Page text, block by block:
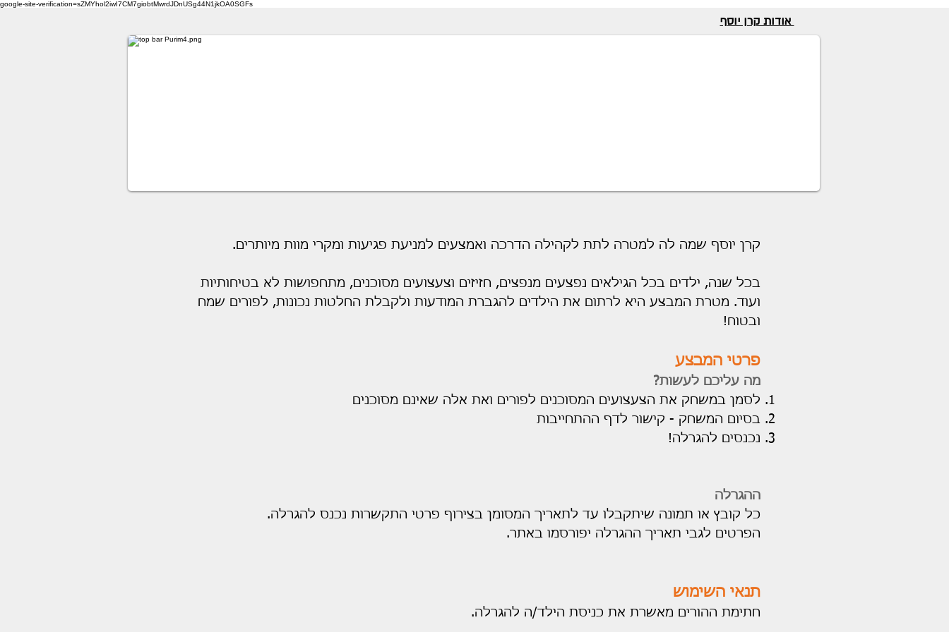
google-site-verification=sZMYhol2iwI7CM7giobtMwrdJDnUSg44N1jkOA0SGFs
אודות קרן יוסף
קרן יוסף שמה לה למטרה לתת לקהילה הדרכה ואמצעים למניעת פגיעות ומקרי מוות מיותרים.
בכל שנה, ילדים בכל הגילאים נפצעים מנפצים, חזיזים וצעצועים מסוכנים, מתחפושות לא בטיחותיות
ועוד. מטרת המבצע היא לרתום את הילדים להגברת המודעות ולקבלת החלטות נכונות, לפורים שמח
ובטוח!
פרטי המבצע
מה עליכם לעשות?
לסמן במשחק את הצעצועים המסוכנים לפורים ואת אלה שאינם מסוכנים
בסיום המשחק - קישור לדף ההתחייבות
נכנסים להגרלה!
ההגרלה
כל קובץ או תמונה שיתקבלו עד לתאריך המסומן בצירוף פרטי התקשרות נכנס להגרלה.
הפרטים לגבי תאריך ההגרלה יפורסמו באתר.
תנאי השימוש
חתימת ההורים מאשרת את כניסת הילד/ה להגרלה.